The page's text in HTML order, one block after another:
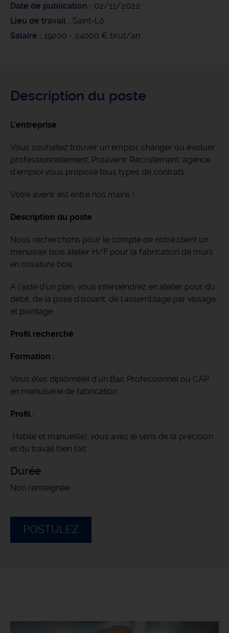
Date de publication
02/11/2022
Lieu de travail
Saint-Lô
Salaire
19200 - 24000 € brut/an
Description du poste
L'entreprise
Vous souhaitez trouver un emploi, changer ou évoluer
professionnellement, Proavenir Recrutement, agence
d’emploi vous propose tous types de contrats.
Votre avenir est entre nos mains !
Description du poste
Nous recherchons pour le compte de notre client un
menuisier bois atelier H/F pour la fabrication de murs
en ossature bois.
A l’aide d’un plan, vous interviendrez en atelier pour du
débit, de la pose d'isolant, de l'assemblage par vissage
et pointage.
Profil recherché
Formation :
Vous êtes diplômé(e) d’un Bac Professionnel ou CAP
en menuiserie de fabrication.
Profil :
Habile et manuel(le), vous avez le sens de la précision
et du travail bien fait
Durée
Non renseignée
POSTULEZ